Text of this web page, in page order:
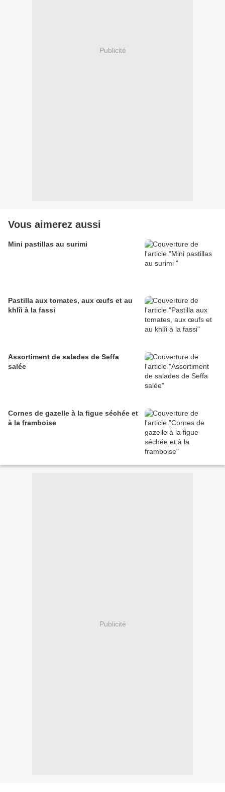
Publicité
Vous aimerez aussi
Mini pastillas au surimi
Pastilla aux tomates, aux œufs et au
khlîi à la fassi
Assortiment de salades de Seffa
salée
Cornes de gazelle à la figue séchée et
à la framboise
Publicité